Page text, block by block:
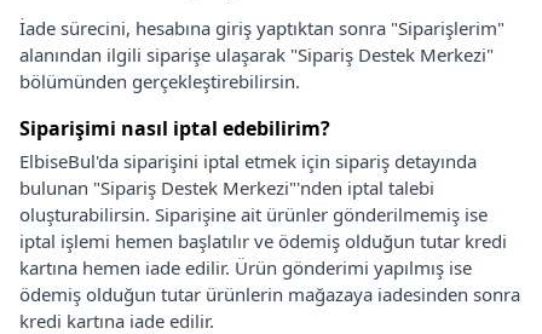
İade sürecini, hesabına giriş yaptıktan sonra "Siparişlerim"
alanından ilgili siparişe ulaşarak "Sipariş Destek Merkezi"
bölümünden gerçekleştirebilirsin.
Siparişimi nasıl iptal edebilirim?
ElbiseBul'da siparişini iptal etmek için sipariş detayında
bulunan "Sipariş Destek Merkezi"'nden iptal talebi
oluşturabilirsin. Siparişine ait ürünler gönderilmemiş ise
iptal işlemi hemen başlatılır ve ödemiş olduğun tutar kredi
kartına hemen iade edilir. Ürün gönderimi yapılmış ise
ödemiş olduğun tutar ürünlerin mağazaya iadesinden sonra
kredi kartına iade edilir.